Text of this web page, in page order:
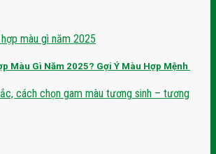
Màu Gì Năm 2025? Gợi Ý Màu Hợp Mệnh
cách chọn gam màu tương sinh – tương